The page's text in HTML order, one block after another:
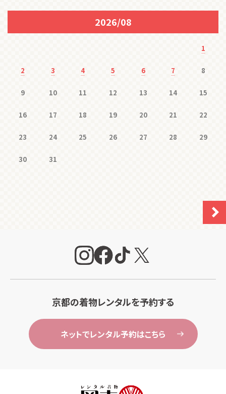
2026/08
1
2 3 4 5 6 7 8
9 10 11 12 13 14 15
16 17 18 19 20 21 22
23 24 25 26 27 28 29
30 31
京都の着物レンタルを予約する
ネットでレンタル予約はこちら